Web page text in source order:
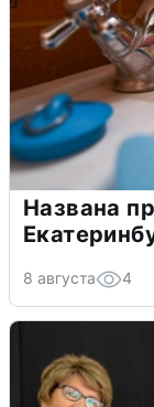
Названа
8 августа 4